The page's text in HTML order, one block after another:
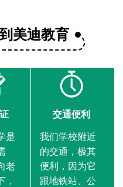
美迪教育
是
老
，
交通便利
我们学校附近
的交通，极其
便利，因为它
跟地铁站、公